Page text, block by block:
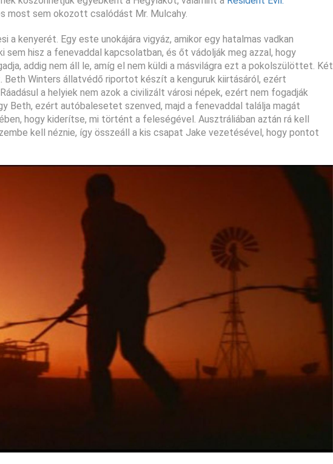
most sem okozott csalódást Mr. Mulcahy.
a kenyerét. Egy este unokájára vigyáz, amikor egy hatalmas vadkan
hisz a fenevaddal kapcsolatban, és őt vádolják meg azzal, hogy
addig nem áll le, amíg el nem küldi a másvilágra ezt a pokolszülöttet. Két
Beth Winters állatvédő riportot készít a kenguruk kiirtásáról, ezért
a helyiek nem azok a civilizált városi népek, ezért nem fogadják
Beth, ezért autóbalesetet szenved, majd a fenevaddal találja magát
hogy kiderítse, mi történt a feleségével. Ausztráliában aztán rá kell
kell néznie, így összeáll a kis csapat Jake vezetésével, hogy pontot